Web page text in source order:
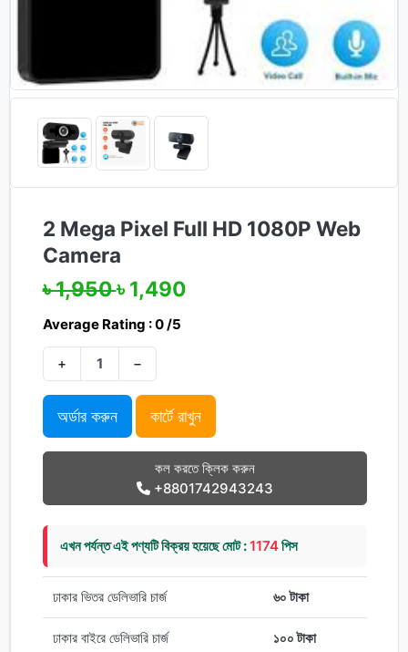
2 Mega Pixel Full HD 1080P Web
Camera
৳ 1,950৳ 1,490
Average Rating : 0 /5
+ −
অর্ডার করুন কার্টে রাখুন
কল করতে ক্লিক করুন
+8801742943243
এখন পর্যন্ত এই পণ্যটি বিক্রয় হয়েছে মোট :1174পিস
ঢাকার ভিতর ডেলিভারি চার্জ ৬০ টাকা
ঢাকার বাইরে ডেলিভারি চার্জ ১০০ টাকা